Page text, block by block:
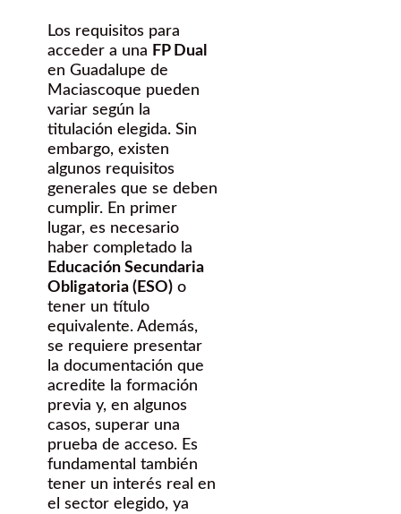
Los requisitos para
acceder a una FP Dual
en Guadalupe de
Maciascoque pueden
variar según la
titulación elegida. Sin
embargo, existen
algunos requisitos
generales que se deben
cumplir. En primer
lugar, es necesario
haber completado la
Educación Secundaria
Obligatoria (ESO) o
tener un título
equivalente. Además,
se requiere presentar
la documentación que
acredite la formación
previa y, en algunos
casos, superar una
prueba de acceso. Es
fundamental también
tener un interés real en
el sector elegido, ya